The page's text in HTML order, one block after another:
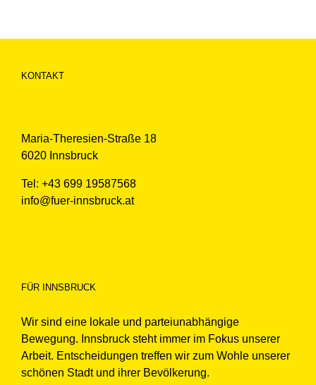
KONTAKT
Maria-Theresien-Straße 18
6020 Innsbruck
Tel: +43 699 19587568
info@fuer-innsbruck.at
FÜR INNSBRUCK
Wir sind eine lokale und parteiunabhängige
Bewegung. Innsbruck steht immer im Fokus unserer
Arbeit. Entscheidungen treffen wir zum Wohle unserer
schönen Stadt und ihrer Bevölkerung.